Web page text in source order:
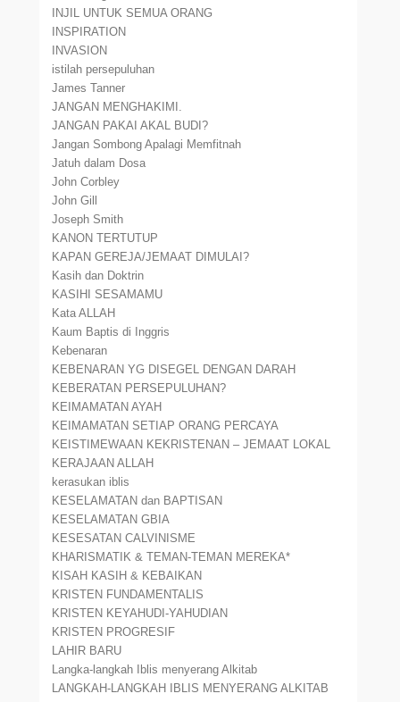
INJIL UNTUK SEMUA ORANG
INSPIRATION
INVASION
istilah persepuluhan
James Tanner
JANGAN MENGHAKIMI.
JANGAN PAKAI AKAL BUDI?
Jangan Sombong Apalagi Memfitnah
Jatuh dalam Dosa
John Corbley
John Gill
Joseph Smith
KANON TERTUTUP
KAPAN GEREJA/JEMAAT DIMULAI?
Kasih dan Doktrin
KASIHI SESAMAMU
Kata ALLAH
Kaum Baptis di Inggris
Kebenaran
KEBENARAN YG DISEGEL DENGAN DARAH
KEBERATAN PERSEPULUHAN?
KEIMAMATAN AYAH
KEIMAMATAN SETIAP ORANG PERCAYA
KEISTIMEWAAN KEKRISTENAN – JEMAAT LOKAL
KERAJAAN ALLAH
kerasukan iblis
KESELAMATAN dan BAPTISAN
KESELAMATAN GBIA
KESESATAN CALVINISME
KHARISMATIK & TEMAN-TEMAN MEREKA*
KISAH KASIH & KEBAIKAN
KRISTEN FUNDAMENTALIS
KRISTEN KEYAHUDI-YAHUDIAN
KRISTEN PROGRESIF
LAHIR BARU
Langka-langkah Iblis menyerang Alkitab
LANGKAH-LANGKAH IBLIS MENYERANG ALKITAB